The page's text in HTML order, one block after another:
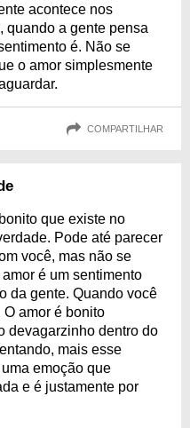
acontece nos
quando a gente pensa
é. Não se
o amor simplesmente
COMPARTILHAR
que existe no
Pode até parecer
você, mas não se
é um sentimento
da gente. Quando você
amor é bonito
devagarzinho dentro do
mais esse
emoção que
e é justamente por